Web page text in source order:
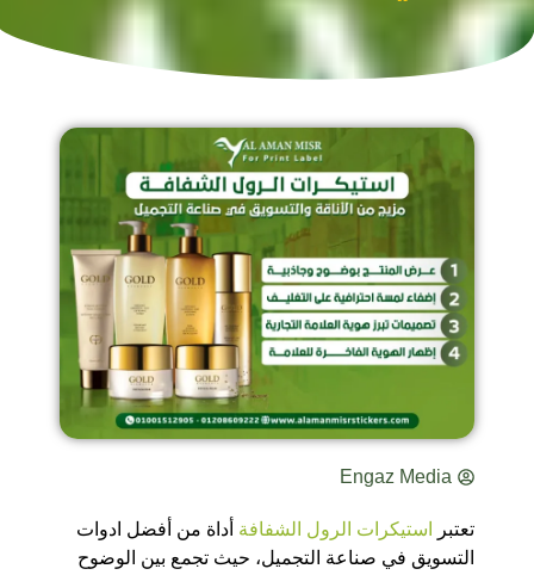
Engaz Media
تعتبر استيكرات الرول الشفافة أداة من أفضل ادوات
التسويق في صناعة التجميل، حيث تجمع بين الوضوح